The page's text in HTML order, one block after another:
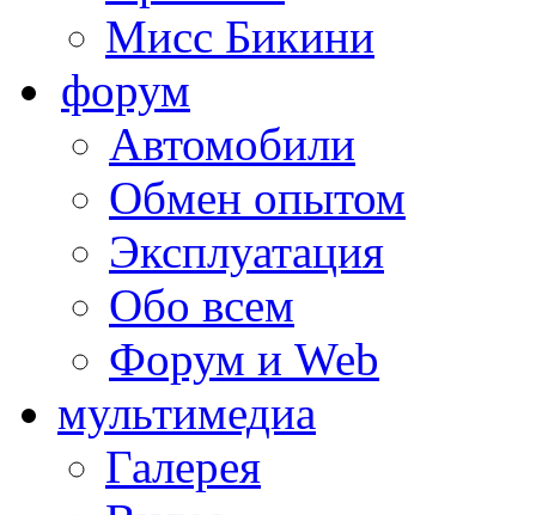
Мисс Бикини
форум
Автомобили
Обмен опытом
Эксплуатация
Обо всем
Форум и Web
мультимедиа
Галерея